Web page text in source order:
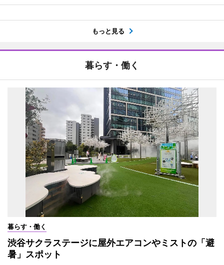
もっと見る
暮らす・働く
暮らす・働く
渋谷サクラステージに屋外エアコンやミストの「避
暑」スポット